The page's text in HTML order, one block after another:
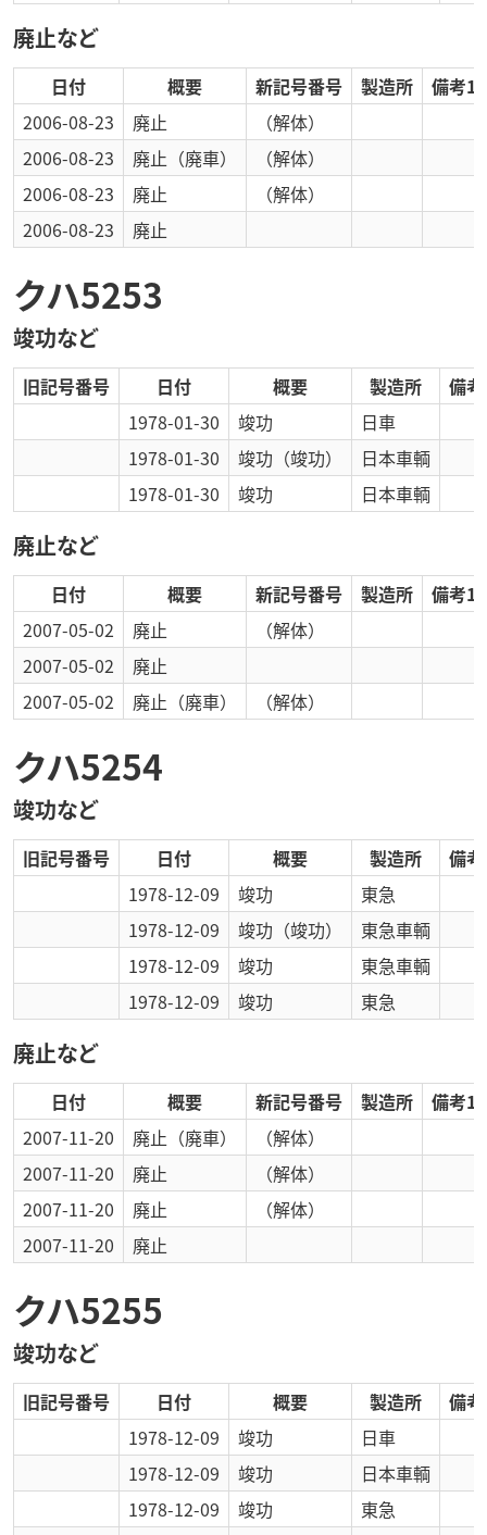
廃止など
日付 概要 新記号番号 製造所
備考1
2006-08-23
廃止
（解体）
2006-08-23
廃止 （廃車）
（解体）
2006-08-23
廃止
（解体）
2006-08-23
廃止
クハ5253
竣功など
旧記号番号 日付 概要 製造所
備
1978-01-30
竣功
日車
1978-01-30
竣功 （竣功）
日本車輌
1978-01-30
竣功 日本車輌
廃止など
日付 概要 新記号番号 製造所
備考1
2007-05-02
廃止
（解体）
2007-05-02
廃止
2007-05-02
廃止 （廃車） （解体）
クハ5254
竣功など
旧記号番号 日付 概要 製造所
備
1978-12-09
竣功
東急
1978-12-09
竣功 （竣功）
東急車輌
1978-12-09
竣功
東急車輌
1978-12-09
竣功 東急
廃止など
日付 概要 新記号番号 製造所
備考1
2007-11-20
廃止 （廃車）
（解体）
2007-11-20
廃止
（解体）
2007-11-20
廃止
（解体）
2007-11-20
廃止
クハ5255
竣功など
旧記号番号 日付 概要 製造所
備
1978-12-09
竣功
日車
1978-12-09
竣功
日本車輌
1978-12-09
竣功
東急